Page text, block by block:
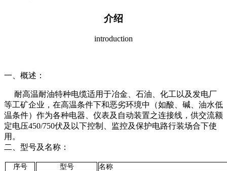
介绍
introduction
一、概述：
耐高温耐油特种电缆适用于冶金、石油、化工以及发电厂
等工矿企业，在高温条件下和恶劣环境中（如酸、碱、油水低
温条件）作为各种电器、仪表及自动装置之连接线，供交流额
定电压450/750伏及以下控制、监控及保护电路行装场合下使
用。
二、型号及名称：
序号 型号
名称